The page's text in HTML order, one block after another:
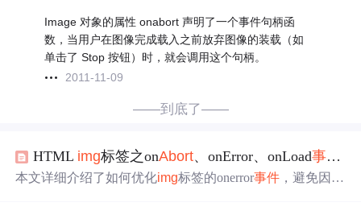
Image 对象的属性 onabort 声明了一个事件句柄函
数，当用户在图像完成载入之前放弃图像的装载（如
单击了 Stop 按钮）时，就会调用这个句柄。
2011-11-09
——到底了——
HTML img标签之onAbort、onError、onLoad事件
本文详细介绍了如何优化img标签的onerror事件 ，避免因图